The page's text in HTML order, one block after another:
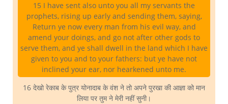
15 I have sent also unto you all my servants the
prophets, rising up early and sending them, saying,
Return ye now every man from his evil way, and
amend your doings, and go not after other gods to
serve them, and ye shall dwell in the land which I have
given to you and to your fathers: but ye have not
inclined your ear, nor hearkened unto me.
16 देखो रेकाब के पुत्र योनादाब के वंश ने तो अपने पुरखा की आज्ञा को मान
लिया पर तुम ने मेरी नहीं सुनी।